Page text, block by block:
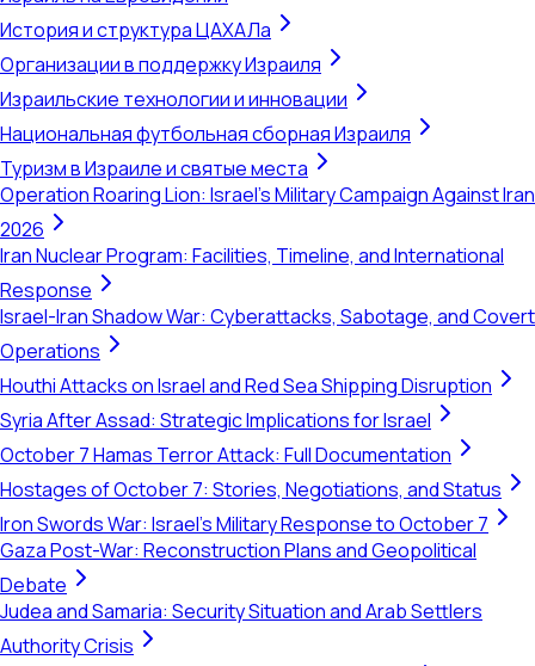
История и структура ЦАХАЛа
Организации в поддержку Израиля
Израильские технологии и инновации
Национальная футбольная сборная Израиля
Туризм в Израиле и святые места
Operation Roaring Lion: Israel's Military Campaign Against Iran
2026
Iran Nuclear Program: Facilities, Timeline, and International
Response
Israel-Iran Shadow War: Cyberattacks, Sabotage, and Covert
Operations
Houthi Attacks on Israel and Red Sea Shipping Disruption
Syria After Assad: Strategic Implications for Israel
October 7 Hamas Terror Attack: Full Documentation
Hostages of October 7: Stories, Negotiations, and Status
Iron Swords War: Israel's Military Response to October 7
Gaza Post-War: Reconstruction Plans and Geopolitical
Debate
Judea and Samaria: Security Situation and Arab Settlers
Authority Crisis